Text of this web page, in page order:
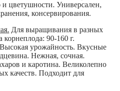
цветушности. Универсален,
консервирования.
Для выращивания в разных
90-160 г.
урожайность. Вкусные
Нежная, сочная.
и каротина. Великолепно
качеств. Подходит для